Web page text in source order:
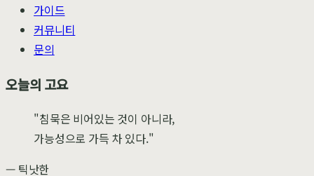
가이드
커뮤니티
문의
오늘의 고요
"침묵은 비어있는 것이 아니라,
가능성으로 가득 차 있다."
— 틱낫한